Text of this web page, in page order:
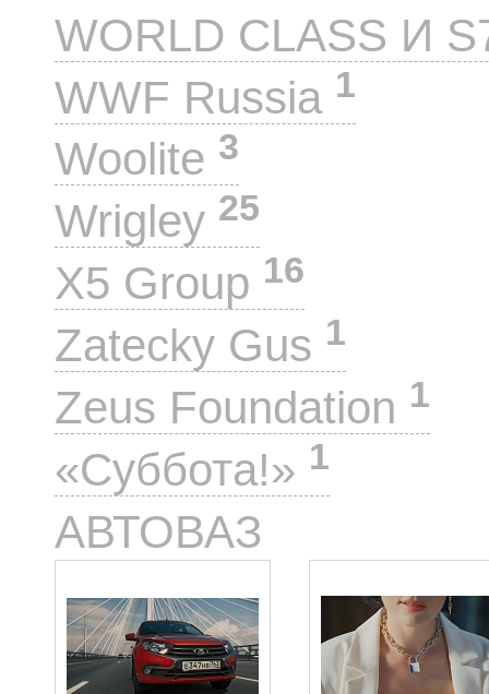
WORLD CLASS И
WWF Russia 1
Woolite 3
Wrigley 25
X5 Group 16
Zatecky Gus 1
Zeus Foundation 1
«Суббота!» 1
АВТОВАЗ